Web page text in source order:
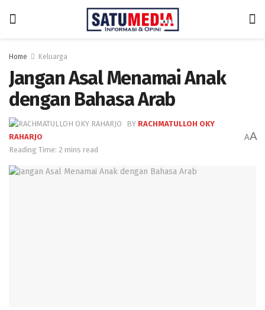
Home Keluarga
Jangan Asal Menamai Anak
dengan Bahasa Arab
BY RACHMATULLOH OKY
RAHARJO
Reading Time: 2 mins read
AA